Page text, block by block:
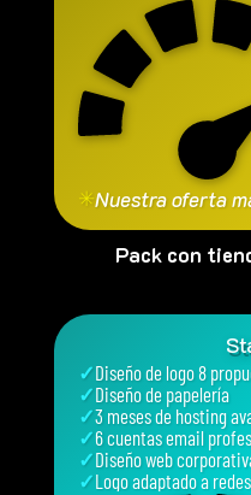
✳Nuestra oferta
Pack con
✓Diseño de logo 8
✓Diseño de papelería
✓3 meses de hosting
✓6 cuentas email
✓Diseño web
✓Logo adaptado a